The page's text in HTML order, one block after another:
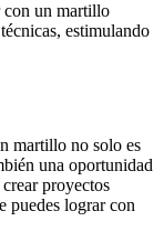
con un martillo
estimulando
martillo no solo es
una oportunidad
proyectos
puedes lograr con